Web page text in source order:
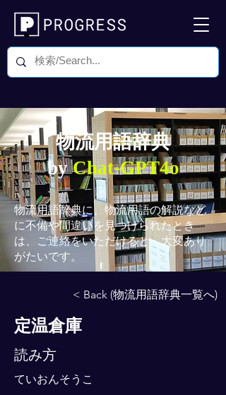
物流用語辞典
byChat-GPT4o
物流用語辞典に、物流用語の解説など
に不備や間違いを見つけられたとき
は、ご連絡をいただけると、大変あり
がたいです。
< Back (物流用語辞典一覧へ)
定温倉庫
読み方
ていおんそうこ